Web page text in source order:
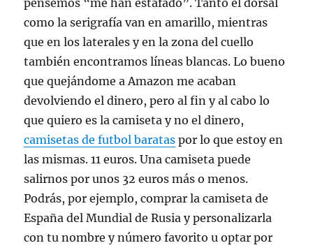
pensemos “me han estafado”. Tanto el dorsal
como la serigrafía van en amarillo, mientras
que en los laterales y en la zona del cuello
también encontramos líneas blancas. Lo bueno
que quejándome a Amazon me acaban
devolviendo el dinero, pero al fin y al cabo lo
que quiero es la camiseta y no el dinero,
camisetas de futbol baratas por lo que estoy en
las mismas. 11 euros. Una camiseta puede
salirnos por unos 32 euros más o menos.
Podrás, por ejemplo, comprar la camiseta de
España del Mundial de Rusia y personalizarla
con tu nombre y número favorito u optar por